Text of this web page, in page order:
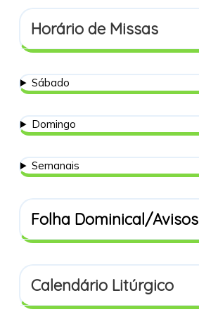
Horário de Missas
Sábado
Domingo
Semanais
Folha Dominical/Avisos
Calendário Litúrgico